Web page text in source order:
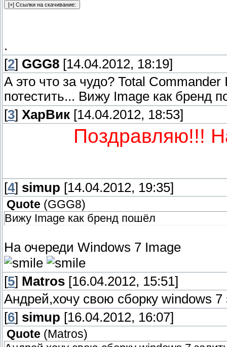
.
[2] GGG8 [14.04.2012, 18:19]
А это что за чудо? Total
потестить... Вижу Image как бренд
[3] ХарВик [14.04.2012, 18:53]
Поздравляю!!!
[4] simup [14.04.2012, 19:35]
Quote (GGG8)
Вижу Image как бренд пошёл
На очереди Windows 7 Image
[5] Matros [16.04.2012, 15:51]
Андрей,хочу свою сборку windows 7
[6] simup [16.04.2012, 16:07]
Quote (Matros)